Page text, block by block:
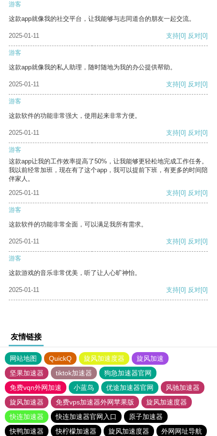
游客
这款app就像我的社交平台，让我能够与志同道合的朋友一起交流。
2025-01-11 支持[0] 反对[0]
游客
这款app就像我的私人助理，随时随地为我的办公提供帮助。
2025-01-11 支持[0] 反对[0]
游客
这款软件的功能非常强大，使用起来非常方便。
2025-01-11 支持[0] 反对[0]
游客
这款app让我的工作效率提高了50%，让我能够更轻松地完成工作任务。
我以前经常加班，现在有了这个app，我可以提前下班，有更多的时间陪
伴家人。
2025-01-11
支持[0] 反对[0]
游客
这款软件的功能非常全面，可以满足我所有需求。
2025-01-11 支持[0] 反对[0]
游客
这款游戏的音乐非常优美，听了让人心旷神怡。
2025-01-11 支持[0] 反对[0]
友情链接
网站地图 QuickQ 旋风加速度器
旋风加速
坚果加速器
tiktok加速器
狗急加速器官网
免费vqn外网加速
小蓝鸟 优途加速器官网
风驰加速器
旋风加速器
免费vps加速器外网苹果版
旋风加速度器
快连加速器
快连加速器官网入口
原子加速器
快鸭加速器
快柠檬加速器 旋风加速度器
外网网址导航